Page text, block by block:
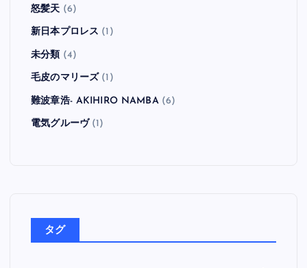
怒髪天 (6)
新日本プロレス (1)
未分類 (4)
毛皮のマリーズ (1)
難波章浩- AKIHIRO NAMBA(6)
電気グルーヴ(1)
タグ